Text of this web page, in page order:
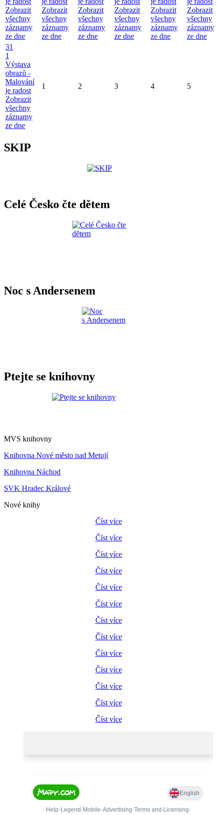
Zobrazit
všechny
záznamy
ze dne
Zobrazit
všechny
záznamy
ze dne
Zobrazit
všechny
záznamy
ze dne
Zobrazit
všechny
záznamy
ze dne
Zobrazit
všechny
záznamy
ze dne
Zobrazit
všechny
záznamy
ze dne
31
1
Výstava
obrazů -
Malování
je radost
Zobrazit
všechny
záznamy
ze dne
1 2 3 4 5
SKIP
Celé Česko čte dětem
Noc s Andersenem
Ptejte se knihovny
MVS knihovny
Knihovna Nové město nad Metují
Knihovna Náchod
SVK Hradec Králové
Nové knihy
Číst více
Číst více
Číst více
Číst více
Číst více
Číst více
Číst více
Číst více
Číst více
Číst více
Číst více
Číst více
Číst více